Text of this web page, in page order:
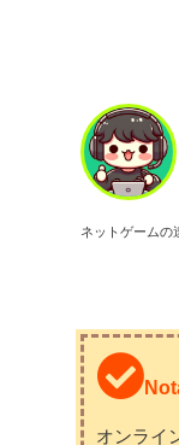
ネットゲームの
オンライ